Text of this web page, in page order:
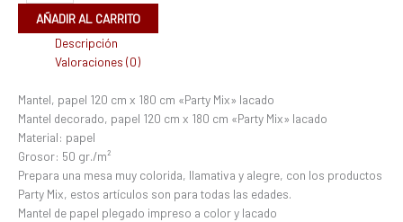
AÑADIR AL CARRITO
Descripción
Valoraciones (0)
Mantel, papel 120 cm x 180 cm «Party Mix» lacado
Mantel decorado, papel 120 cm x 180 cm «Party Mix» lacado
Material: papel
Grosor: 50 gr./m²
Prepara una mesa muy colorida, llamativa y alegre, con los productos
Party Mix, estos artículos son para todas las edades.
Mantel de papel plegado impreso a color y lacado